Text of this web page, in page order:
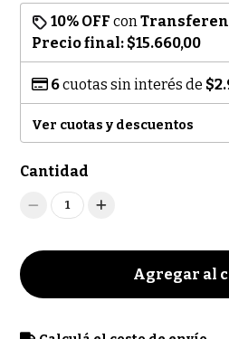
10% OFF con
Precio final: $15.660,00
6cuotas sin interés de
Ver cuotas y descuentos
Cantidad
1
Agregar al